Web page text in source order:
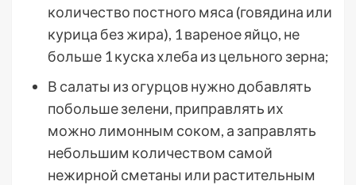
количество постного мяса (говядина или
курица без жира), 1 вареное яйцо, не
больше 1 куска хлеба из цельного зерна;
В салаты из огурцов нужно добавлять
побольше зелени, приправлять их
можно лимонным соком, а заправлять
небольшим количеством самой
нежирной сметаны или растительным